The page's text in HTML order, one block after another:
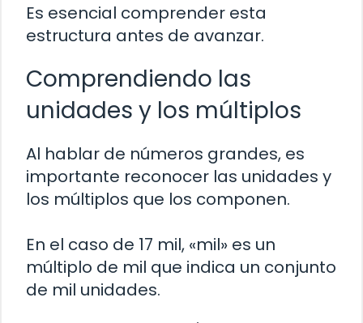
Es esencial comprender esta
estructura antes de avanzar.
Comprendiendo las
unidades y los múltiplos
Al hablar de números grandes, es
importante reconocer las unidades y
los múltiplos que los componen.
En el caso de 17 mil, «mil» es un
múltiplo de mil que indica un conjunto
de mil unidades.